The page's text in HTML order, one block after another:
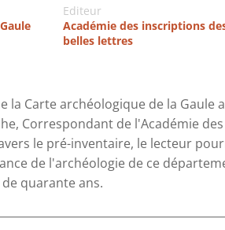
Editeur
Académie des inscriptions
belles lettres
la Carte archéologique de la Gaule
Correspondant de l'Académie
le pré-inventaire, le lecteur
de l'archéologie de ce
quarante ans.